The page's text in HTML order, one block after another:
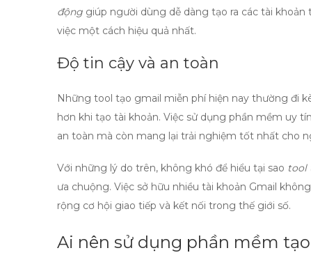
động giúp người dùng dễ dàng tạo ra các tài
việc một cách hiệu quả nhất.
Độ tin cậy và an toàn
Những tool tạo gmail miễn phíhiện nay thường đi
hơn khi tạo tài khoản. Việc sử dụng phần mềm uy
an toàn mà còn mang lại trải nghiệm tốt nhất cho
Với những lý do trên, không khó để hiểu tại sao tool
ưa chuộng. Việc sở hữu nhiều tài khoản Gmail
rộng cơ hội giao tiếp và kết nối trong thế giới số.
Ai nên sử dụng phần mềm